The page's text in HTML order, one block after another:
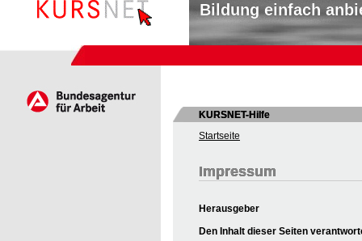
Bildung einfach
KURSNET-Hilfe
Startseite
Impressum
Herausgeber
Den Inhalt dieser Seiten